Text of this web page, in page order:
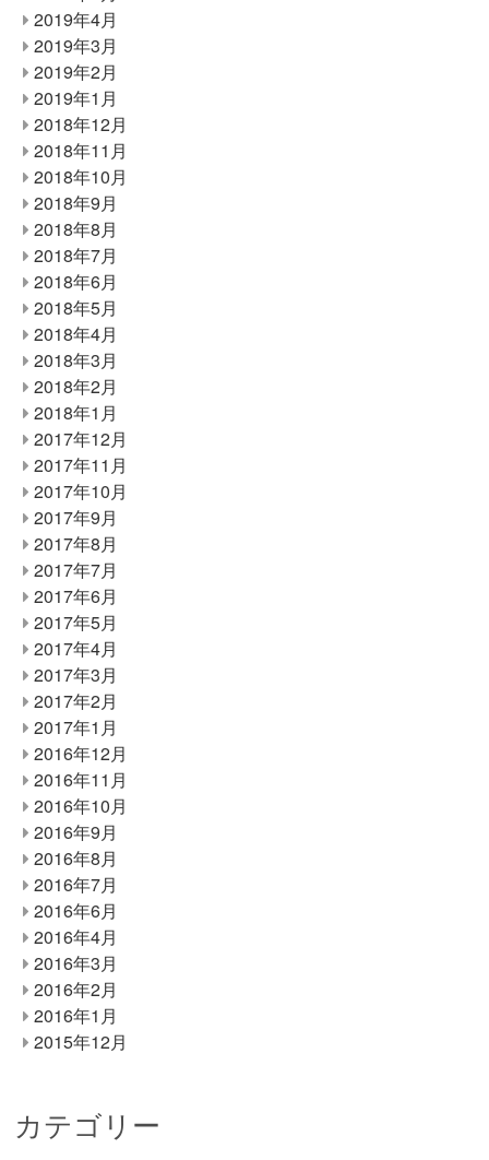
2019年4月
2019年3月
2019年2月
2019年1月
2018年12月
2018年11月
2018年10月
2018年9月
2018年8月
2018年7月
2018年6月
2018年5月
2018年4月
2018年3月
2018年2月
2018年1月
2017年12月
2017年11月
2017年10月
2017年9月
2017年8月
2017年7月
2017年6月
2017年5月
2017年4月
2017年3月
2017年2月
2017年1月
2016年12月
2016年11月
2016年10月
2016年9月
2016年8月
2016年7月
2016年6月
2016年4月
2016年3月
2016年2月
2016年1月
2015年12月
カテゴリー